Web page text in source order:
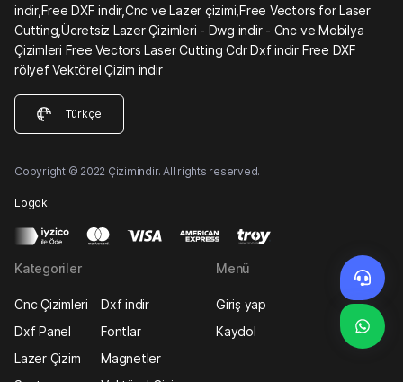
indir,Free DXF indir,Cnc ve Lazer çizimi,Free Vectors for Laser
Cutting,Ücretsiz Lazer Çizimleri - Dwg indir - Cnc ve Mobilya
Çizimleri Free Vectors Laser Cutting Cdr Dxf indir Free DXF
rölyef Vektörel Çizim indir
Türkçe
Copyright © 2022 Çizimindir. All rights reserved.
Logoki
Kategoriler
Cnc Çizimleri
Dxf indir
Dxf Panel
Fontlar
Lazer Çizim
Magnetler
Menü
Giriş yap
Kaydol